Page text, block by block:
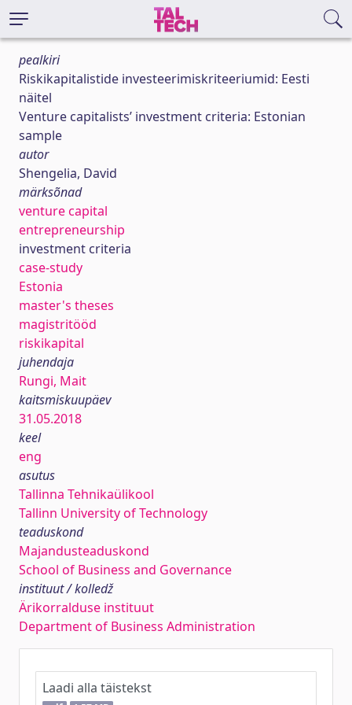
pealkiri
Riskikapitalistide investeerimiskriteeriumid: Eesti
näitel
Venture capitalists’ investment criteria: Estonian
sample
autor
Shengelia, David
märksõnad
venture capital
entrepreneurship
investment criteria
case-study
Estonia
master's theses
magistritööd
riskikapital
juhendaja
Rungi, Mait
kaitsmiskuupäev
31.05.2018
keel
eng
asutus
Tallinna Tehnikaülikool
Tallinn University of Technology
teaduskond
Majandusteaduskond
School of Business and Governance
instituut / kolledž
Ärikorralduse instituut
Department of Business Administration
Laadi alla täistekst